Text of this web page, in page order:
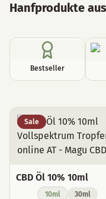
Hanfprodukte
Bestseller
Alle Produkte
Sale
CBD Öl 10% 10ml
10ml
30ml